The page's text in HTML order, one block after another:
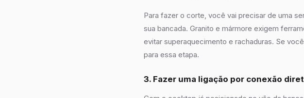
Para fazer o corte, você vai precisar de uma
sua bancada. Granito e mármore exigem
evitar superaquecimento e rachaduras. Se
para essa etapa.
3. Fazer uma ligação por conexão